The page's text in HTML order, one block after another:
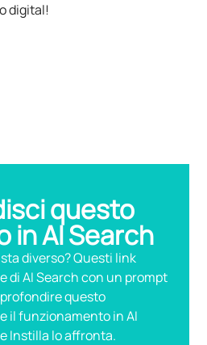
digital!
questo
in AI Search
diverso? Questi link
di AI Search con un prompt
questo
il funzionamento in AI
Instilla lo affronta.